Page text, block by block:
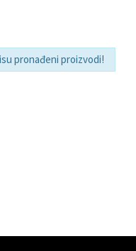
pronađeni proizvodi!